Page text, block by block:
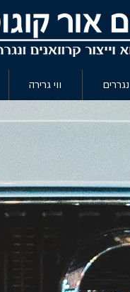
נגררים ווי גרירה